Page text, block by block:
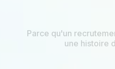
Parce qu'un
une histoire